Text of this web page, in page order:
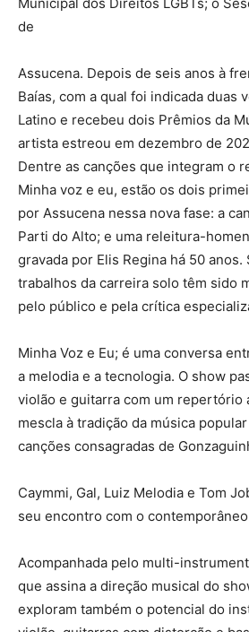
de
Assucena. Depois de seis anos à
Baías, com a qual foi indicada duas
Latino e recebeu dois Prêmios da
artista estreou em dezembro de
Dentre as canções que integram o
Minha voz e eu, estão os dois
por Assucena nessa nova fase: a
Parti do Alto; e uma releitura-
gravada por Elis Regina há 50
trabalhos da carreira solo têm sido
pelo público e pela crítica
Minha Voz e Eu; é uma conversa
a melodia e a tecnologia. O show
violão e guitarra com um repertório
mescla à tradição da música
canções consagradas de
Caymmi, Gal, Luiz Melodia e Tom
seu encontro com o
Acompanhada pelo multi-
que assina a direção musical do
exploram também o potencial do